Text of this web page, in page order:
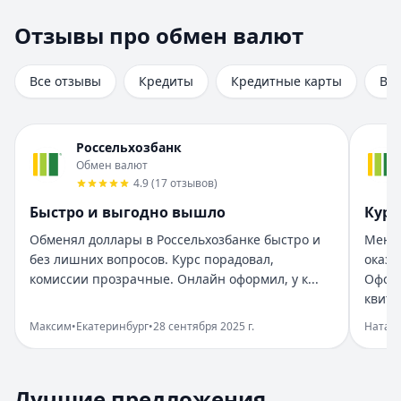
Всего отзывов на странице:8.
Быстро поменял без суеты
Рейтинг:5
Город:Санкт-Петербург
Дата:28 сентября 2025 г.
Обмен валюты в Почта Банке прошел без лишних
Все неплохо но есть запас
Рейтинг:5
Организация:Россельхозбанк
Город:Екатеринбург
Дата:28 сентября 2025 г.
Курс мог быть чуть лучше, но обмен прошел четко.
Хороший курс и вежливый менеджер
Рейтинг:
Отзывы про обмен валют
Все отзывы Кредиты Кредитные карты
Россельхозбанк
Обмен валют
4.9(17отзывов)
Быстро и выгодно вышло
Обменял доллары в Россельхозбанке быстро и
без лишних вопросов. Курс порадовал,
комиссии прозрачные. Онлайн оформил, у к...
Максим•Екатеринбург•28 сентября 2025 г.